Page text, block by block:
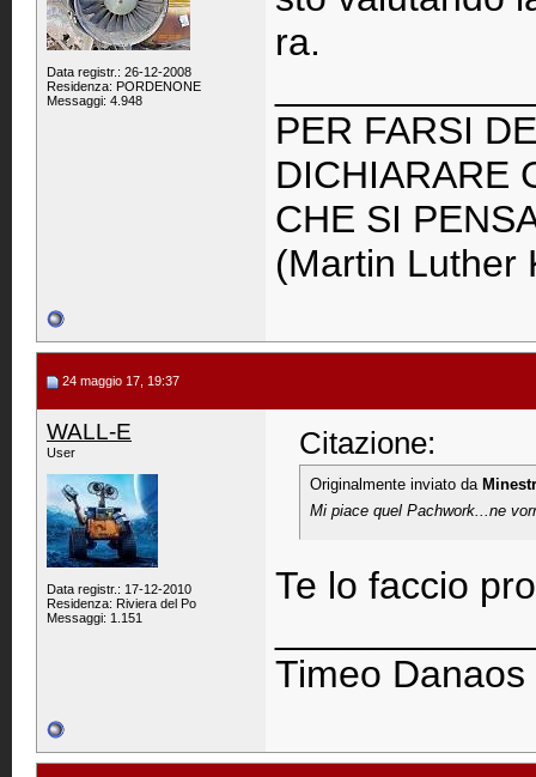
Data registr.: 26-12-2008
Residenza: PORDENONE
Messaggi: 4.948
ra.
PER FARSI
DICHIARARE
CHE SI
(Martin Luther
24 maggio 17, 19:37
WALL-E
User
Data registr.: 17-12-2010
Residenza: Riviera del Po
Messaggi: 1.151
Citazione:
Originalmente inviato da
Mi piace quel Pachwork...ne
Te lo faccio
Timeo